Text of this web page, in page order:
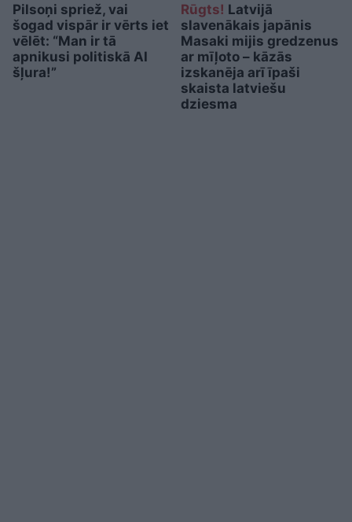
Pilsoņi spriež, vai
šogad vispār ir vērts iet
vēlēt: “Man ir tā
apnikusi politiskā AI
šļura!”
Rūgts! Latvijā
slavenākais japānis
Masaki mijis gredzenus
ar mīļoto – kāzās
izskanēja arī īpaši
skaista latviešu
dziesma